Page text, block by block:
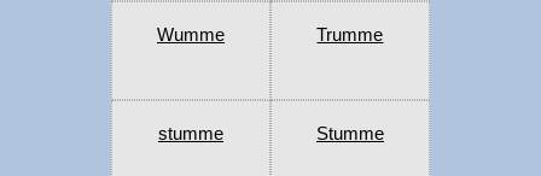
Wumme Trumme
stumme Stumme